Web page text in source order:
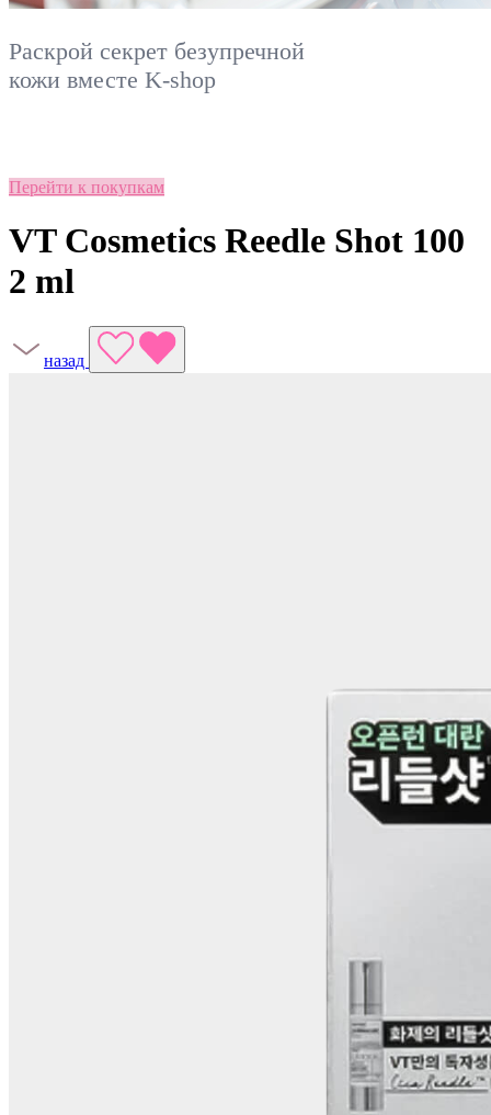
Раскрой секрет безупречной
кожи вместе K-shop
Перейти к покупкам
VT Cosmetics Reedle Shot 100
2 ml
назад